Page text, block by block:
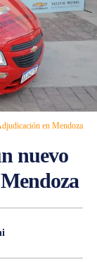
en Mendoza
nuevo